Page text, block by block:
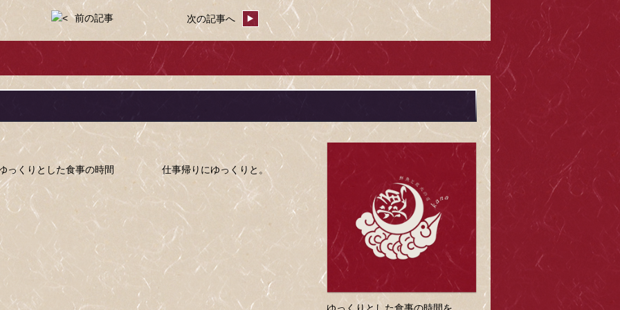
前の記事 次の記事へ
っくりとした食事の時間 仕事帰りにゆっくりと。
ゆっくりとした食事の時間を。